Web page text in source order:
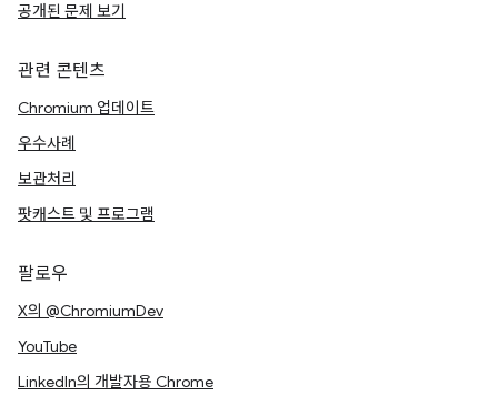
공개된 문제 보기
관련 콘텐츠
Chromium 업데이트
우수사례
보관처리
팟캐스트 및 프로그램
팔로우
X의 @ChromiumDev
YouTube
LinkedIn의 개발자용 Chrome